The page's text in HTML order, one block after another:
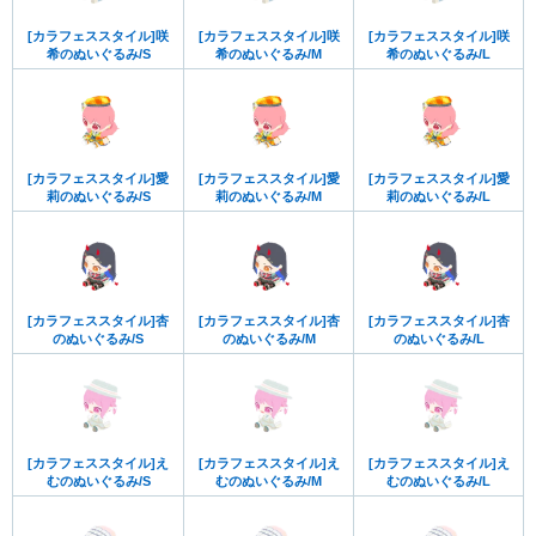
[カラフェススタイル]咲
希のぬいぐるみ/S
[カラフェススタイル]咲
希のぬいぐるみ/M
[カラフェススタイル]咲
希のぬいぐるみ/L
[カラフェススタイル]愛
莉のぬいぐるみ/S
[カラフェススタイル]愛
莉のぬいぐるみ/M
[カラフェススタイル]愛
莉のぬいぐるみ/L
[カラフェススタイル]杏
のぬいぐるみ/S
[カラフェススタイル]杏
のぬいぐるみ/M
[カラフェススタイル]杏
のぬいぐるみ/L
[カラフェススタイル]え
むのぬいぐるみ/S
[カラフェススタイル]え
むのぬいぐるみ/M
[カラフェススタイル]え
むのぬいぐるみ/L